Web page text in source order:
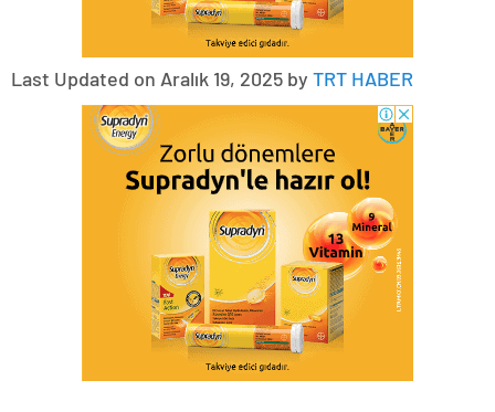
Last Updated on Aralık 19, 2025 by TRT HABER